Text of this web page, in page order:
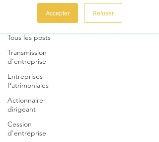
Accepter Refuser
Tous les posts
Transmission
d'entreprise
Entreprises
Patrimoniales
Actionnaire-
dirigeant
Cession
d'entreprise
Tous les posts